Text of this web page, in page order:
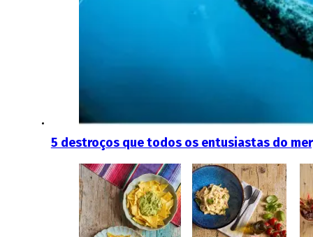
5 destroços que todos os entusiastas do